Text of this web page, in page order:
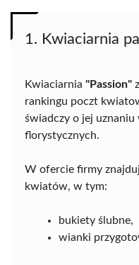
1. Kwiaciarnia
Kwiaciarnia "Passion"
rankingu poczt
świadczy o jej uznaniu
florystycznych.
W ofercie firmy
kwiatów, w tym:
bukiety ślubne,
wianki